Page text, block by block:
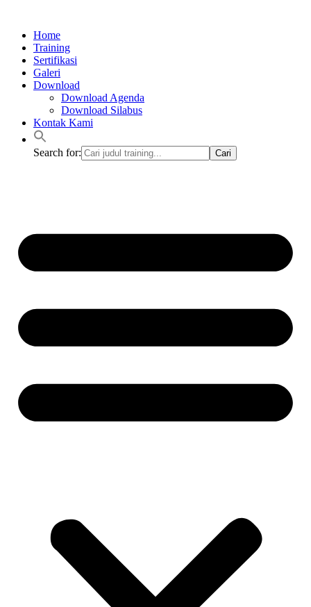
kontenHome
Training
Sertifikasi
Galeri
Download
Download Agenda
Download Silabus
Kontak Kami
Search for: